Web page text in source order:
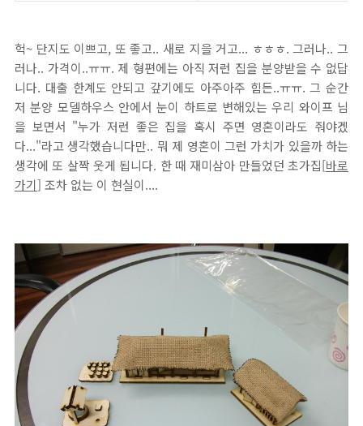
헉~ 단지도 이쁘고, 또 좋고.. 새로 지을 거고... ㅎㅎㅎ. 그러나.. 그
러나.. 가격이..ㅠㅠ. 제 형편에는 아직 저런 집을 분양받을 수 없답
니다. 대출 한계도 안되고 갚기에도 아주아주 힘든..ㅠㅠ. 그 순간
저 분양 모델하우스 안에서 눈이 하트로 변해있는 우리 와이프 님
을 보면서 "누가 저런 좋은 집을 혹시 주면 영혼이라도 줘야겠
다..."라고 생각했습니다만.. 뭐 제 영혼이 그런 가치가 있을까 하는
생각에 또 살짝 웃게 됩니다. 한 때 재미삼아 만들었던 초가집[바로
가기] 조차 없는 이 현실이....